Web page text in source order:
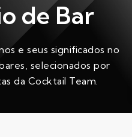
de Bar
e seus significados no
selecionados por
da Cocktail Team.